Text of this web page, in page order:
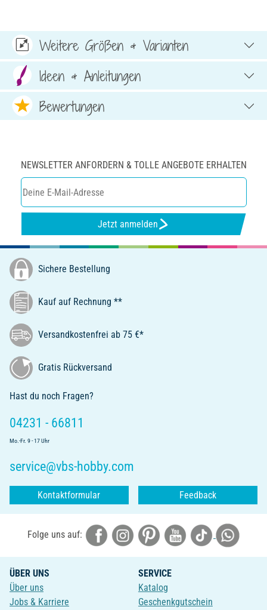
Weitere Größen & Varianten
Ideen & Anleitungen
Bewertungen
NEWSLETTER ANFORDERN & TOLLE ANGEBOTE ERHALTEN
Jetzt anmelden
Sichere Bestellung
Kauf auf Rechnung **
Versandkostenfrei ab 75 €*
Gratis Rückversand
Hast du noch Fragen?
04231 - 66811
Mo.-Fr. 9 - 17 Uhr
service@vbs-hobby.com
Kontaktformular Feedback
Folge uns auf:
ÜBER UNS
Über uns
Jobs & Karriere
SERVICE
Katalog
Geschenkgutschein